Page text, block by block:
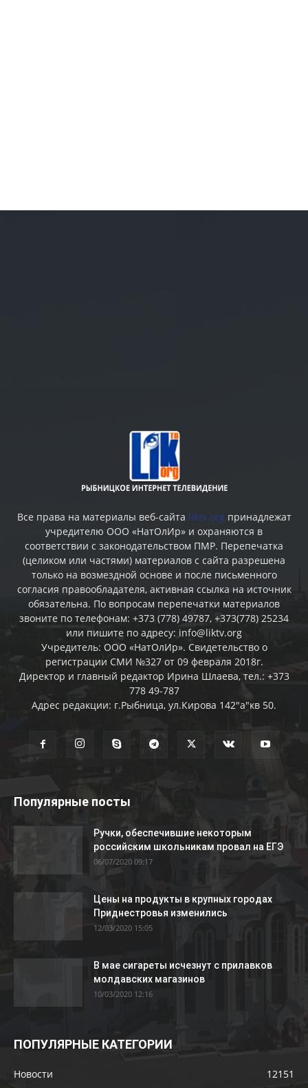
Все права на материалы веб-сайта liktv.org принадлежат
учредителю ООО «НатОлИр» и охраняются в
соответствии с законодательством ПМР. Перепечатка
(целиком или частями) материалов c сайта разрешена
только на возмездной основе и после письменного
согласия правообладателя, активная ссылка на источник
обязательна. По вопросам перепечатки материалов
звоните по телефонам: +373 (778) 49787, +373(778) 25234
или пишите по адресу: info@liktv.org
Учредитель: ООО «НатОлИр». Свидетельство о
регистрации СМИ №327 от 09 февраля 2018г.
Директор и главный редактор Ирина Шлаева, тел.: +373
778 49-787
Адрес редакции: г.Рыбница, ул.Кирова 142"а"кв 50.
Популярные посты
Ручки, обеспечившие некоторым
российским школьникам провал на ЕГЭ
06/07/2020 09:17
Цены на продукты в крупных городах
Приднестровья изменились
12/03/2020 15:05
В мае сигареты исчезнут с прилавков
молдавских магазинов
10/03/2020 12:16
ПОПУЛЯРНЫЕ КАТЕГОРИИ
Новости 12151